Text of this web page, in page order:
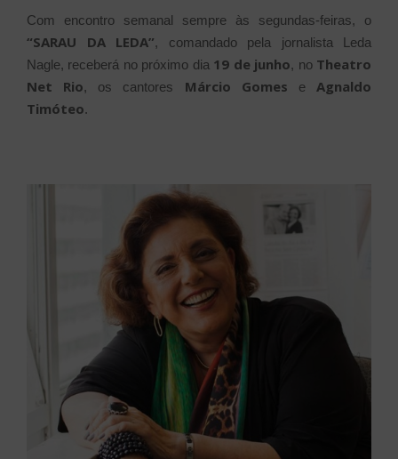
Com encontro semanal sempre às segundas-feiras, o
“SARAU DA LEDA”, comandado pela jornalista Leda
Nagle, receberá no próximo dia 19 de junho, no Theatro
Net Rio, os cantores Márcio Gomes e Agnaldo
Timóteo.